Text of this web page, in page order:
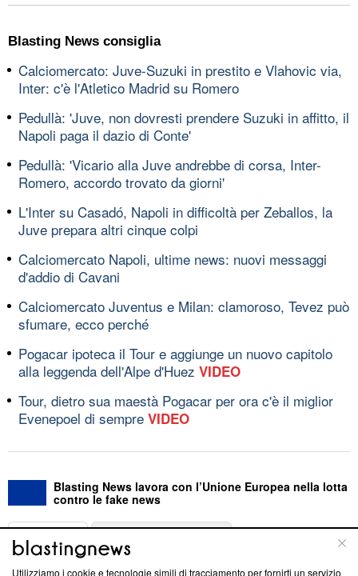
Blasting News consiglia
Calciomercato: Juve-Suzuki in prestito e Vlahovic via,
Inter: c'è l'Atletico Madrid su Romero
Pedullà: 'Juve, non dovresti prendere Suzuki in affitto, il
Napoli paga il dazio di Conte'
Pedullà: 'Vicario alla Juve andrebbe di corsa, Inter-
Romero, accordo trovato da giorni'
L'Inter su Casadó, Napoli in difficoltà per Zeballos, la
Juve prepara altri cinque colpi
Calciomercato Napoli, ultime news: nuovi messaggi
d'addio di Cavani
Calciomercato Juventus e Milan: clamoroso, Tevez può
sfumare, ecco perché
Pogacar ipoteca il Tour e aggiunge un nuovo capitolo
alla leggenda dell'Alpe d'Huez VIDEO
Tour, dietro sua maestà Pogacar per ora c'è il miglior
Evenepoel di sempre VIDEO
Blasting News lavora con l’Unione Europea nella lotta
contro le fake news
ABOUT
Utilizziamo i cookie e tecnologie simili di tracciamento per fornirti un servizio